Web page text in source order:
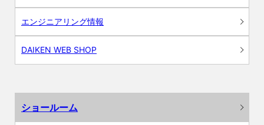
エンジニアリング情報
DAIKEN WEB SHOP
ショールーム